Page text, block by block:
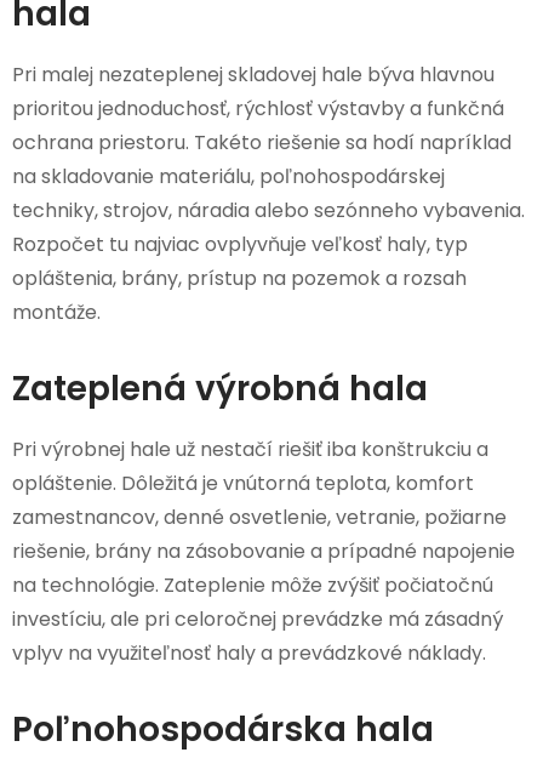
hala
Pri malej nezateplenej skladovej hale býva hlavnou
prioritou jednoduchosť, rýchlosť výstavby a funkčná
ochrana priestoru. Takéto riešenie sa hodí napríklad
na skladovanie materiálu, poľnohospodárskej
techniky, strojov, náradia alebo sezónneho vybavenia.
Rozpočet tu najviac ovplyvňuje veľkosť haly, typ
opláštenia, brány, prístup na pozemok a rozsah
montáže.
Zateplená výrobná hala
Pri výrobnej hale už nestačí riešiť iba konštrukciu a
opláštenie. Dôležitá je vnútorná teplota, komfort
zamestnancov, denné osvetlenie, vetranie, požiarne
riešenie, brány na zásobovanie a prípadné napojenie
na technológie. Zateplenie môže zvýšiť počiatočnú
investíciu, ale pri celoročnej prevádzke má zásadný
vplyv na využiteľnosť haly a prevádzkové náklady.
Poľnohospodárska hala